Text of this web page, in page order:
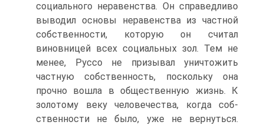
социального неравенства. Он справедливо
выводил основы неравенства из част­ной
собственности, которую он считал
виновницей всех социальных зол. Тем не
менее, Руссо не призывал уничтожить
частную собственность, поскольку она
прочно вошла в общественную жизнь. К
золотому веку человечества, когда соб­
ственности не было, уже не вернуться.